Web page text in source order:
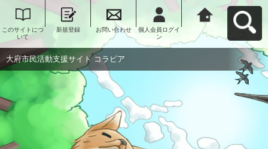
このサイトにつ
いて
新規登録 お問い合わせ
個人会員ログイ
ン
大府市民活動支
援サイト コラビ
アへ戻る
大府市民活動支援サイト コラビア